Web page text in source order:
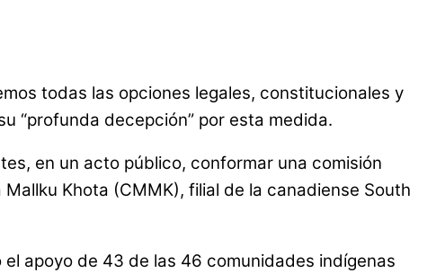
todas las opciones legales, constitucionales y
“profunda decepción” por esta medida.
en un acto público, conformar una comisión
Khota (CMMK), filial de la canadiense South
apoyo de 43 de las 46 comunidades indígenas